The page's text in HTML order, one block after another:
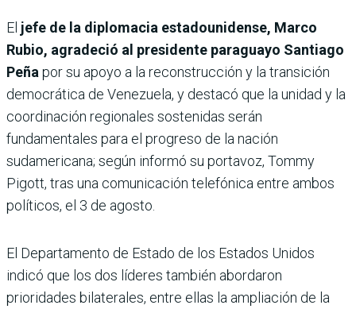
El jefe de la diplomacia estadounidense, Marco
Rubio, agradeció al presidente paraguayo Santiago
Peña por su apoyo a la reconstrucción y la transición
democrática de Venezuela, y destacó que la unidad y la
coordinación regionales sostenidas serán
fundamentales para el progreso de la nación
sudamericana; según informó su portavoz, Tommy
Pigott, tras una comunicación telefónica entre ambos
políticos, el 3 de agosto.
El Departamento de Estado de los Estados Unidos
indicó que los dos líderes también abordaron
prioridades bilaterales, entre ellas la ampliación de la